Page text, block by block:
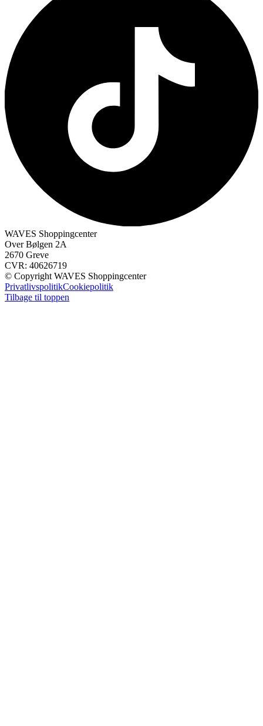
WAVES Shoppingcenter
Over Bølgen 2A
2670 Greve
CVR: 40626719
© Copyright WAVES Shoppingcenter
PrivatlivspolitikCookiepolitik
Tilbage til toppen